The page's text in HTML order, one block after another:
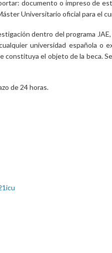
documento o impreso de
Universitario oficial para el
dentro del programa
universidad española o
el objeto de la beca.
de 24 horas.